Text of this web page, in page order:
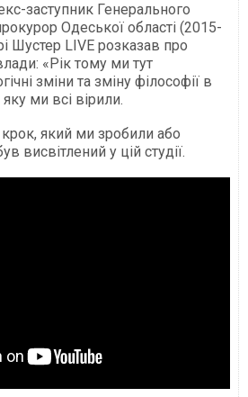
заступник Генерального
Одеської області (2015-
Шустер LIVE розказав про
«Рік тому ми тут
зміни та зміну філософії в
ми всі вірили.
який ми зробили або
висвітлений у цій студії.